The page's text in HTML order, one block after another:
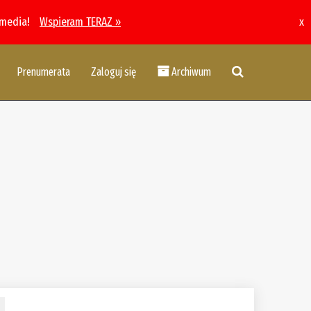
Wspieram TERAZ » x
Prenumerata Zaloguj się Archiwum